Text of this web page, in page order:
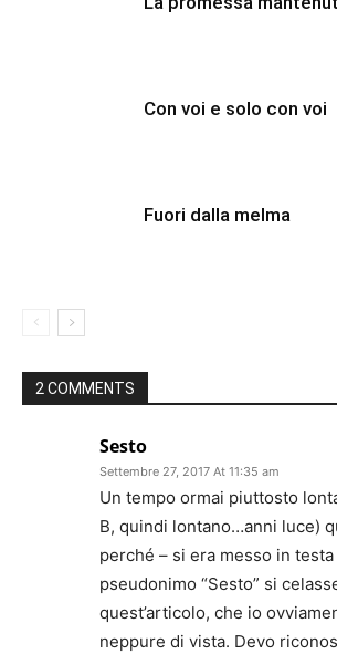
Con voi e solo con voi
Fuori dalla melma
2 COMMENTS
Sesto
Settembre 27, 2017 At 11:35 am
Un tempo ormai piuttosto
B, quindi lontano…anni luce)
perché – si era messo in
pseudonimo “Sesto” si
quest’articolo, che io
neppure di vista. Devo